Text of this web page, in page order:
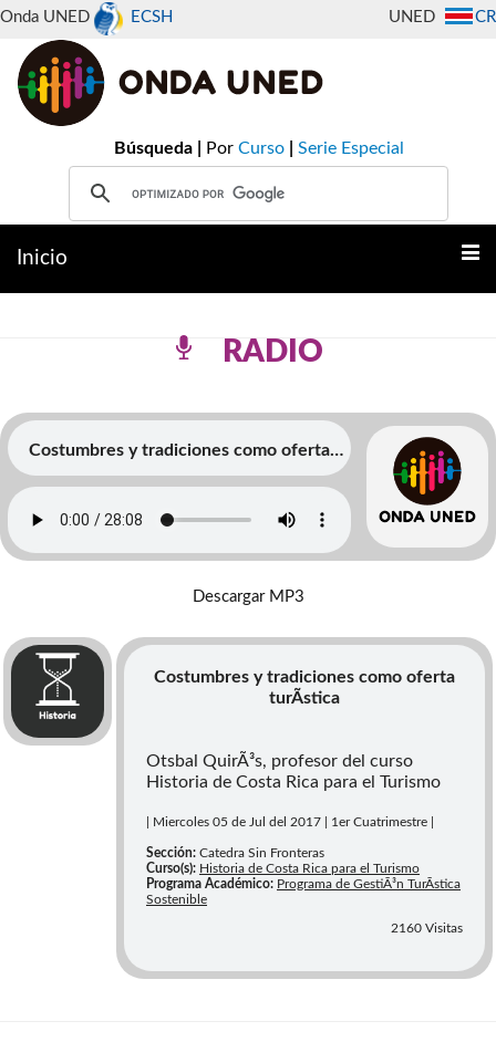
Onda UNED ECSH CR
UNED
Búsqueda | Por Curso Serie Especial
Inicio
RADIO
Costumbres y tradiciones como oferta
turÃ­stica
Descargar MP3
Costumbres y tradiciones como oferta
turÃ­stica
Otsbal QuirÃ³s, profesor del curso
Historia de Costa Rica para el Turismo
| Miercoles 05 de Jul del 2017 | 1er Cuatrimestre |
Sección: Catedra Sin Fronteras
Curso(s): Historia de Costa Rica para el Turismo
Programa Académico: Programa de GestiÃ³n TurÃ­stica
Sostenible
2160 Visitas